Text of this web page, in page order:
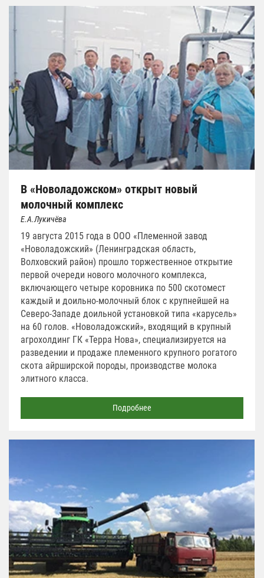
В «Новоладожском» открыт новый
молочный комплекс
Е.А.Лукичёва
19 августа 2015 года в ООО «Племенной завод
«Новоладожский» (Ленинградская область,
Волховский район) прошло торжественное открытие
первой очереди нового молочного комплекса,
включающего четыре коровника по 500 скотомест
каждый и доильно-молочный блок с крупнейшей на
Северо-Западе доильной установкой типа «карусель»
на 60 голов. «Новоладожский», входящий в крупный
агрохолдинг ГК «Терра Нова», специализируется на
разведении и продаже племенного крупного рогатого
скота айрширской породы, производстве молока
элитного класса.
Подробнее